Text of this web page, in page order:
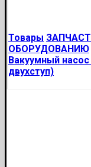
Товары
ОБОРУДОВАНИЮ
Вакуумный
двухступ)